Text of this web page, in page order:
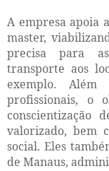
A empresa apoia
master,
precisa para
transporte aos
exemplo.
profissionais, o
conscientização
valorizado, bem
social. Eles
de Manaus,